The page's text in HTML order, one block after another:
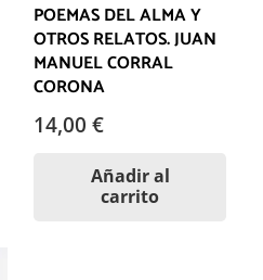
POEMAS DEL ALMA Y
OTROS RELATOS. JUAN
MANUEL CORRAL
CORONA
14,00 €
Añadir al
carrito